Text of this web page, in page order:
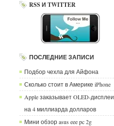
RSS И TWITTER
ПОСЛЕДНИЕ ЗАПИСИ
Подбор чехла для Айфона
Сколько стоит в Америке iPhone
Apple заказывает OLED-дисплеи
на 4 миллиарда долларов
Мини обзор asus eee pc 2g